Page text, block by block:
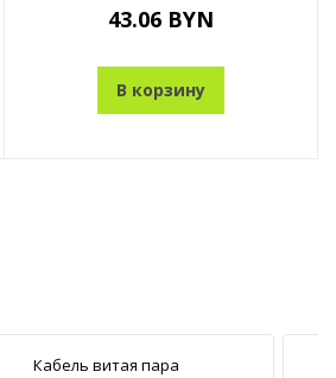
43.06 BYN
В корзину
Кабель витая пара